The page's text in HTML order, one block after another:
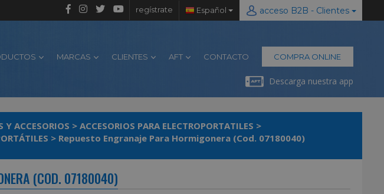
regístrate Español acceso B2B - Clientes
MARCAS CLIENTES AFT CONTACTO COMPRA ONLINE
Descarga nuestra app
Y ACCESORIOS > ACCESORIOS PARA ELECTROPORTATILES >
> Repuesto Engranaje Para Hormigonera (Cod. 07180040)
(COD. 07180040)